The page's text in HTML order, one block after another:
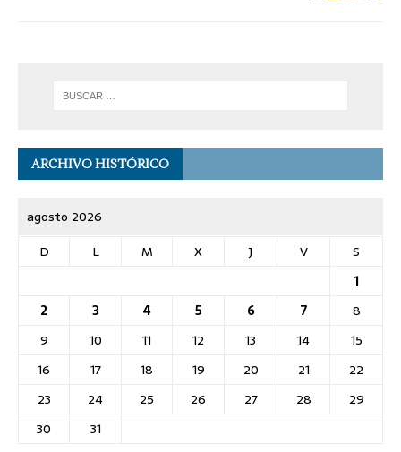
ARCHIVO HISTÓRICO
agosto 2026
D
L M X J V
S
1
2
3 4 5 6 7
8
9
10 11 12 13 14
15
16
17 18 19 20 21
22
23
24 25 26 27 28
29
30
31